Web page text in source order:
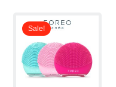
Sale!
始
格：
NT$2,490。